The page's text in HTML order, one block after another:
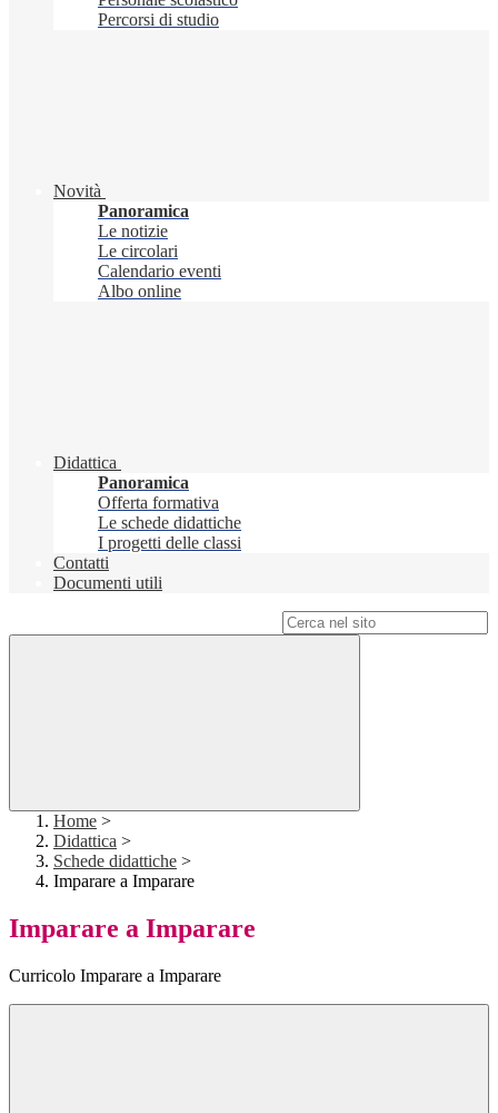
Percorsi di studio
Novità
Panoramica
Le notizie
Le circolari
Calendario eventi
Albo online
Didattica
Panoramica
Offerta formativa
Le schede didattiche
I progetti delle classi
Contatti
Documenti utili
Home >
Didattica >
Schede didattiche >
Imparare a Imparare
Imparare a Imparare
Curricolo Imparare a Imparare